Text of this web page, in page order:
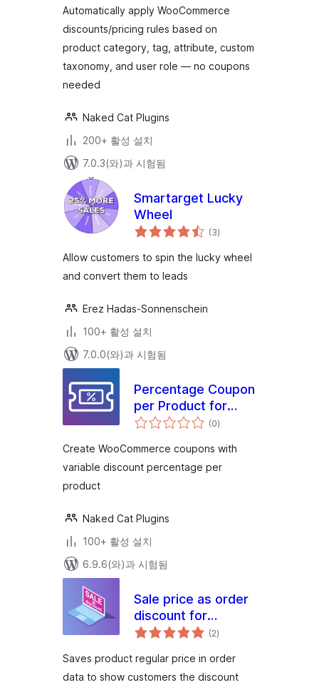
점
Automatically apply WooCommerce
discounts/pricing rules based on
product category, tag, attribute, custom
taxonomy, and user role — no coupons
needed
Naked Cat Plugins
200+ 활성 설치
7.0.3(와)과 시험됨
Smartarget Lucky
Wheel
(3전
체
점
)
Allow customers to spin the lucky wheel
and convert them to leads
Erez Hadas-Sonnenschein
100+ 활성 설치
7.0.0(와)과 시험됨
Percentage Coupon
per Product for
WooCommerce
(0전
체
점
)
Create WooCommerce coupons with
variable discount percentage per
product
Naked Cat Plugins
100+ 활성 설치
6.9.6(와)과 시험됨
Sale price as order
discount for
WooCommerce
(2전
체
점
)
Saves product regular price in order
data to show customers the discount